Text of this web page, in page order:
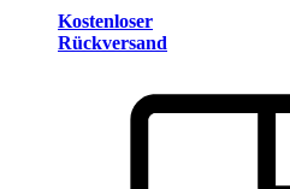
Kostenloser
Rückversand